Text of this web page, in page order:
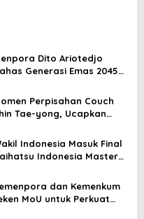
Dito Ariotedjo
Generasi Emas 2045
Perpisahan Couch
Tae-yong, Ucapkan
Indonesia Masuk Final
Indonesia Masters
dan Kemenkum
MoU untuk Perkuat